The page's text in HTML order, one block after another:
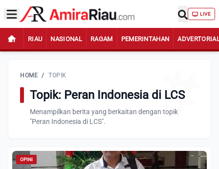
LIVE
RIAU NASIONAL RAGAM PEMERINTAHAN
HOME / TOPIK
Topik: Peran Indonesia di LCS
Menampilkan berita yang berkaitan dengan topik
"Peran Indonesia di LCS".
OPINI